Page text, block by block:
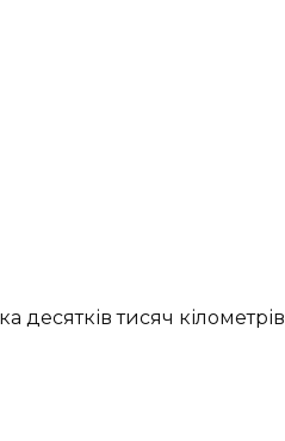
тисяч кілометрів